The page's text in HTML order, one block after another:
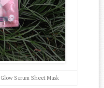
Serum Sheet Mask